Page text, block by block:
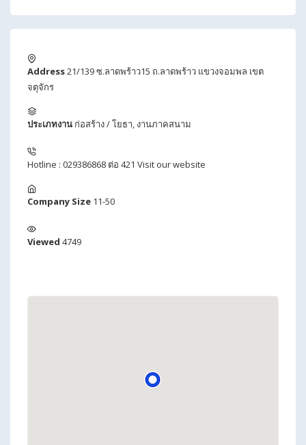
Address21/139 ซ.ลาดพร้าว15 ถ.ลาดพร้าว แขวงจอมพล เขต
จตุจักร
ประเภทงาน ก่อสร้าง / โยธา, งานภาคสนาม
Hotline : 029386868 ต่อ 421 Visit our website
Company Size 11-50
Viewed 4749